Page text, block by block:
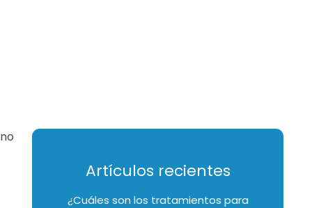
Artículos recientes
¿Cuáles son los tratamientos para